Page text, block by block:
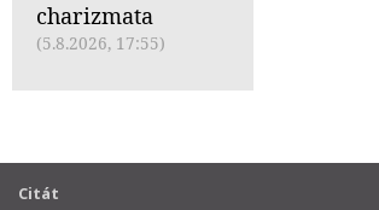
charizmata
(5.8.2026, 17:55)
Citát